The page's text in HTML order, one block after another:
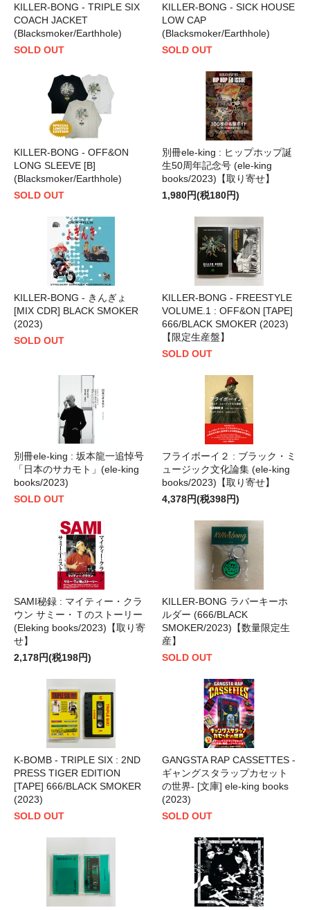
KILLER-BONG - TRIPLE SIX
COACH JACKET
(Blacksmoker/Earthhole)
SOLD OUT
KILLER-BONG - SICK HOUSE
LOW CAP
(Blacksmoker/Earthhole)
SOLD OUT
KILLER-BONG - OFF&ON
LONG SLEEVE [B]
(Blacksmoker/Earthhole)
SOLD OUT
別冊ele-king : ヒップホップ誕
生50周年記念号 (ele-king
books/2023)【取り寄せ】
1,980円(税180円)
KILLER-BONG - きんぎょ
[MIX CDR] BLACK SMOKER
(2023)
SOLD OUT
KILLER-BONG - FREESTYLE
VOLUME.1 : OFF&ON [TAPE]
666/BLACK SMOKER (2023)
【限定生産盤】
SOLD OUT
別冊ele-king : 坂本龍一追悼号
「日本のサカモト」(ele-king
books/2023)
SOLD OUT
フライボーイ２ : ブラック・ミ
ュージック文化論集 (ele-king
books/2023)【取り寄せ】
4,378円(税398円)
SAMI秘録 : マイティー・クラ
ウン サミー・Ｔのストーリー
(Eleking books/2023)【取り寄
せ】
2,178円(税198円)
KILLER-BONG ラバーキーホ
ルダー (666/BLACK
SMOKER/2023)【数量限定生
産】
SOLD OUT
K-BOMB - TRIPLE SIX : 2ND
PRESS TIGER EDITION
[TAPE] 666/BLACK SMOKER
(2023)
SOLD OUT
GANGSTA RAP CASSETTES -
ギャングスタラップカセット
の世界- [文庫] ele-king books
(2023)
SOLD OUT